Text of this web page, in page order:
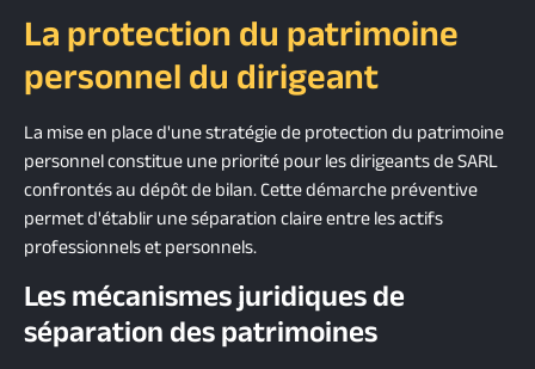
La protection du patrimoine
personnel du dirigeant
La mise en place d'une stratégie de protection du patrimoine
personnel constitue une priorité pour les dirigeants de SARL
confrontés au dépôt de bilan. Cette démarche préventive
permet d'établir une séparation claire entre les actifs
professionnels et personnels.
Les mécanismes juridiques de
séparation des patrimoines